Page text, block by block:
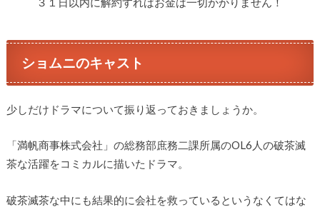
ショムニのキャスト
少しだけドラマについて振り返っておきましょうか。
「満帆商事株式会社」の総務部庶務二課所属のOL6人の破茶滅
茶な活躍をコミカルに描いたドラマ。
破茶滅茶な中にも結果的に会社を救っているというなくてはな